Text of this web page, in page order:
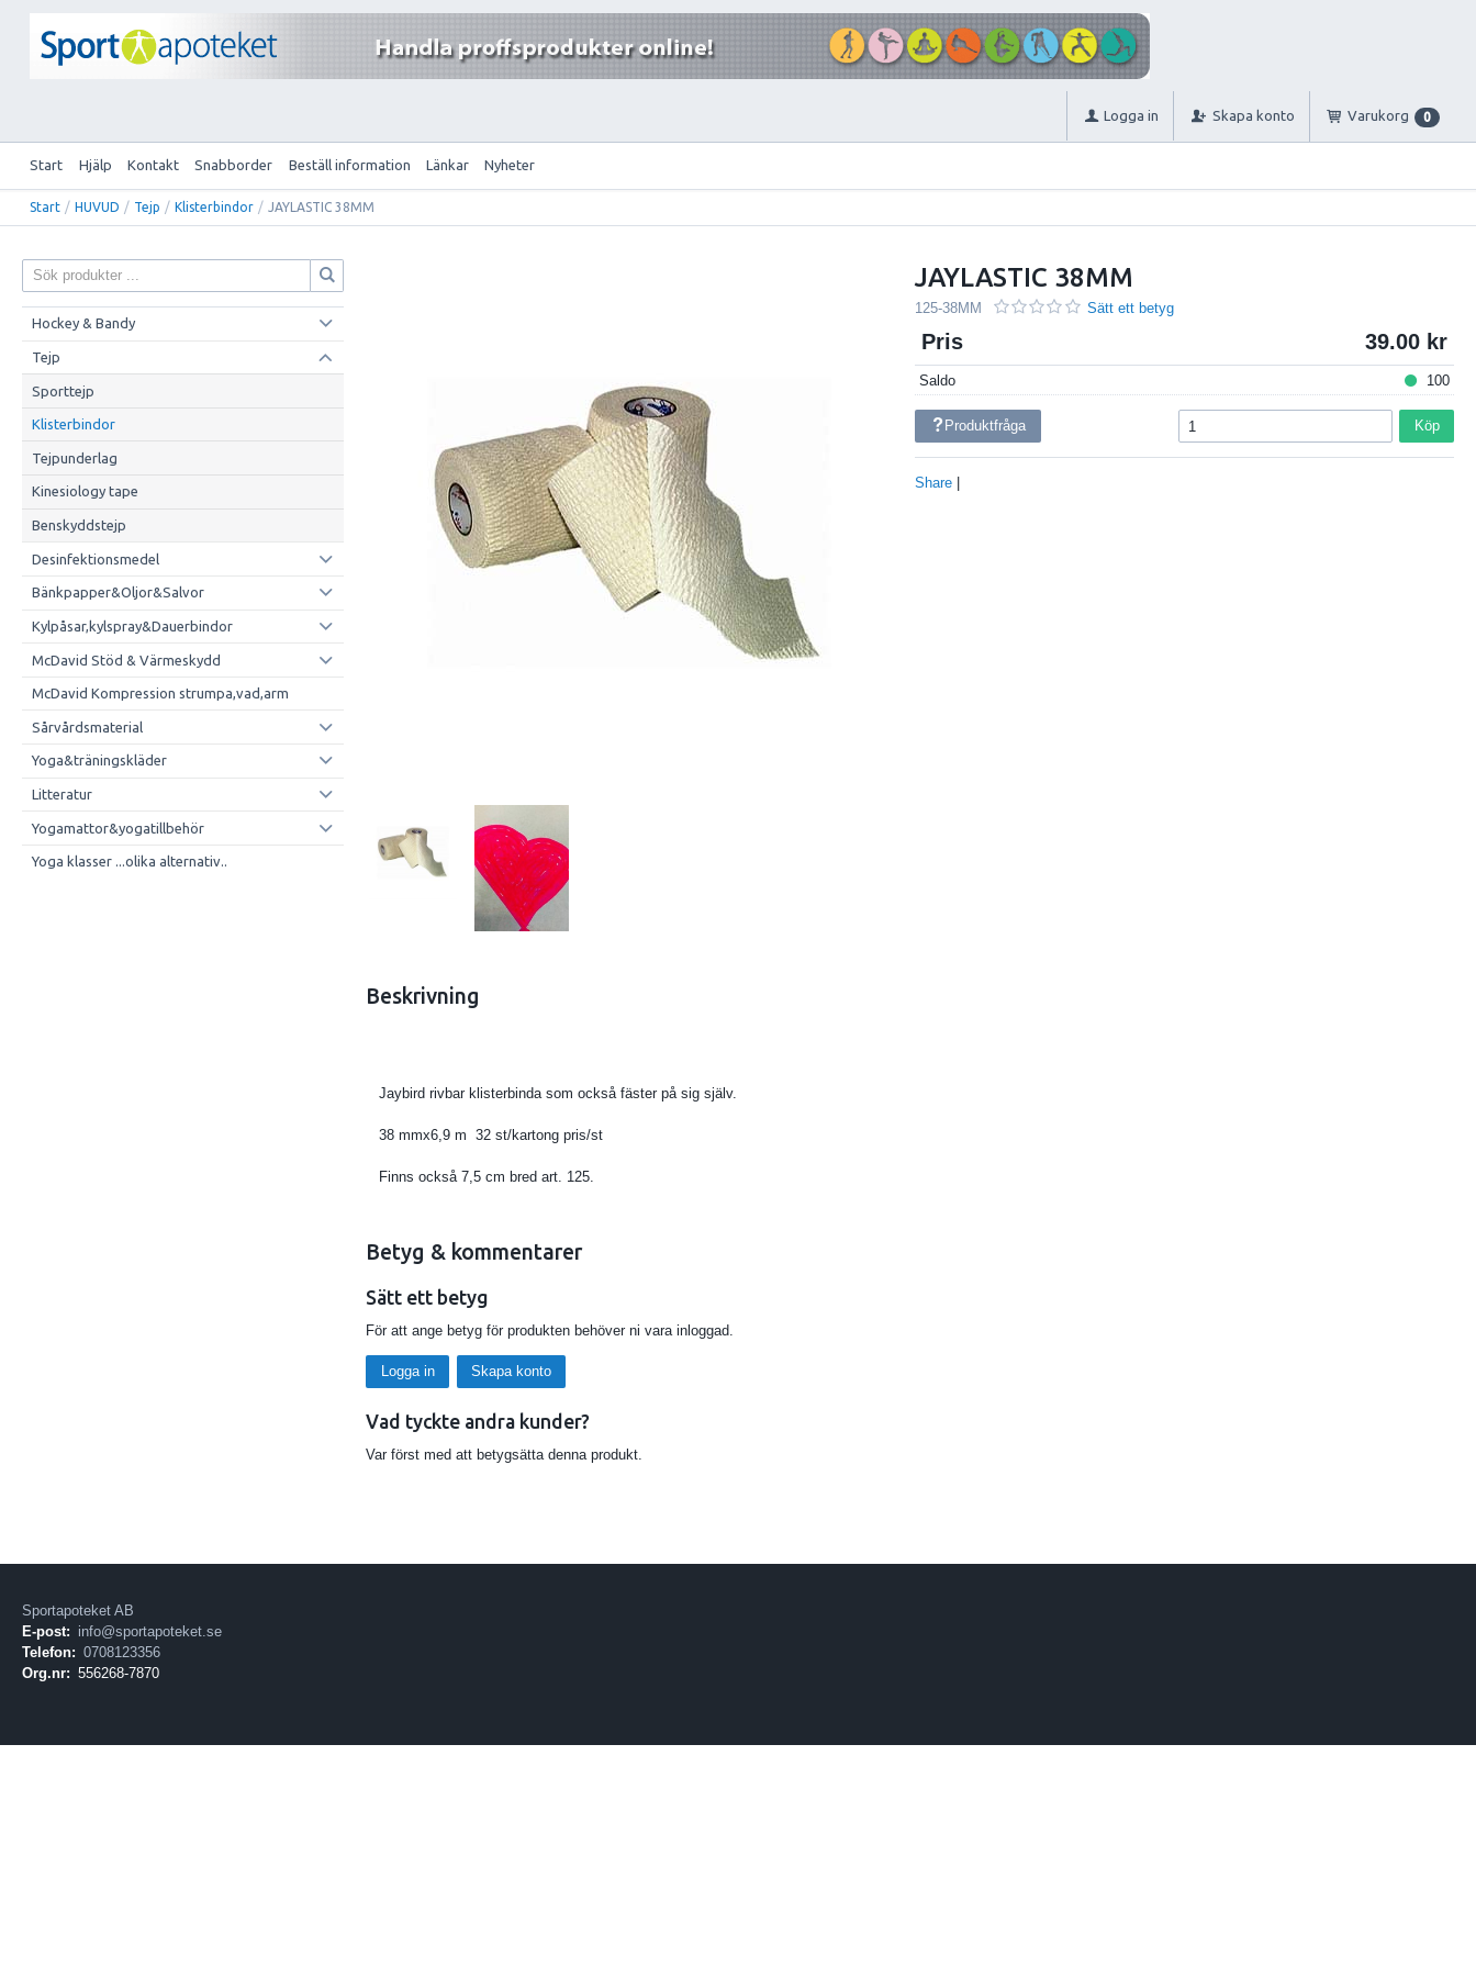
Logga in Skapa konto Varukorg 0
Start Hjälp Kontakt Snabborder Beställ information Länkar Nyheter
Start / HUVUD / Tejp / Klisterbindor / JAYLASTIC 38MM
Hockey & Bandy
Tejp
Sporttejp
Klisterbindor
Tejpunderlag
Kinesiology tape
Benskyddstejp
Desinfektionsmedel
Bänkpapper&Oljor&Salvor
Kylpåsar,kylspray&Dauerbindor
McDavid Stöd & Värmeskydd
McDavid Kompression strumpa,vad,arm
Sårvårdsmaterial
Yoga&träningskläder
Litteratur
Yogamattor&yogatillbehör
Yoga klasser ...olika alternativ..
JAYLASTIC 38MM
125-38MM Sätt ett betyg
Pris 39.00
Saldo 100
Produktfråga Köp
Share
Beskrivning
Jaybird rivbar klisterbinda som också fäster på sig själv.
38 mmx6,9 m 32 st/kartong pris/st
Finns också 7,5 cm bred art. 125.
Betyg & kommentarer
Sätt ett betyg
För att ange betyg för produkten behöver ni vara inloggad.
Logga in Skapa konto
Vad tyckte andra kunder?
Var först med att betygsätta denna produkt.
Sportapoteket AB
E-post: info@sportapoteket.se
Telefon: 0708123356
Org.nr: 556268-7870